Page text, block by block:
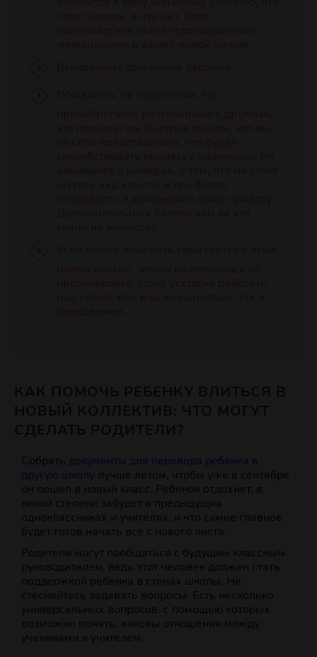
Собрать документы для перевода ребенка в
другую школу лучше летом, чтобы уже в сентябре
он пошел в новый класс. Ребенок отдохнет, в
некой степени забудет о предыдущих
одноклассниках и учителях, и что самое главное
будет готов начать все с нового листа.
Родители могут пообщаться с будущим классным
руководителем, ведь этот человек должен стать
поддержкой ребенка в стенах школы. Не
стесняйтесь задавать вопросы. Есть несколько
универсальных вопросов, с помощью которых
возможно понять, каковы отношения между
учениками и учителем.